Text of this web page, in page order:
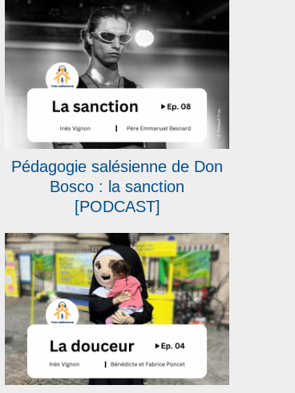
Pédagogie salésienne de Don
Bosco : la sanction
[PODCAST]